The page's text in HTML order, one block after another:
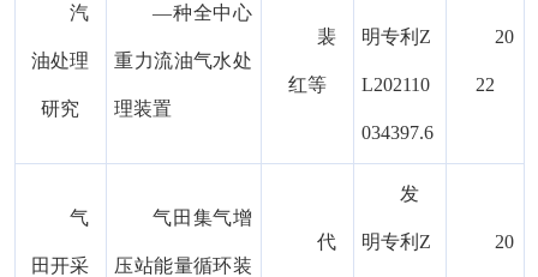
汽
油处理
研究
—种全中心
重力流油气水处
理装置
裴
红等
明专利Z
L202110
034397.6
20
22
气
田开采
气田集气增
压站能量循环装
代
发
明专利Z 20